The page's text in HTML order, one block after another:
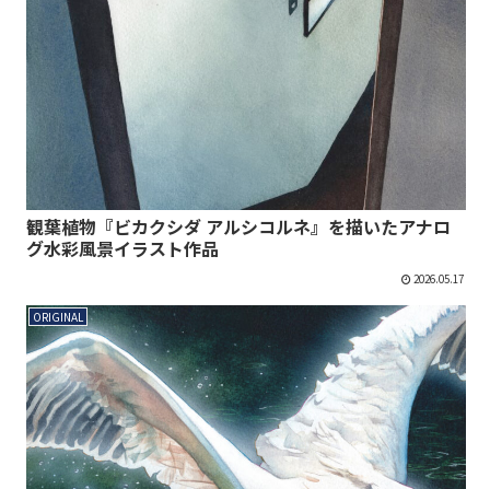
観葉植物『ビカクシダ アルシコルネ』を描いたアナロ
グ水彩風景イラスト作品
2026.05.17
ORIGINAL